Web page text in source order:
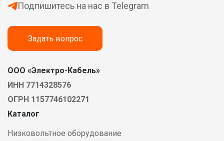
Подпишитесь на нас в Telegram
Задать вопрос
ООО «Электро-Кабель»
ИНН 7714328576
ОГРН 1157746102271
Каталог
Низковольтное оборудование